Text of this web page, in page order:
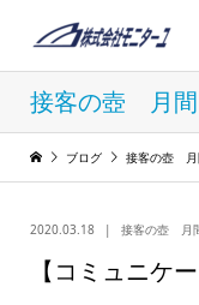
接客の壺 月間
ブログ 接客の壺 月
2020.03.18 接客の壺 月
【コミュニケ